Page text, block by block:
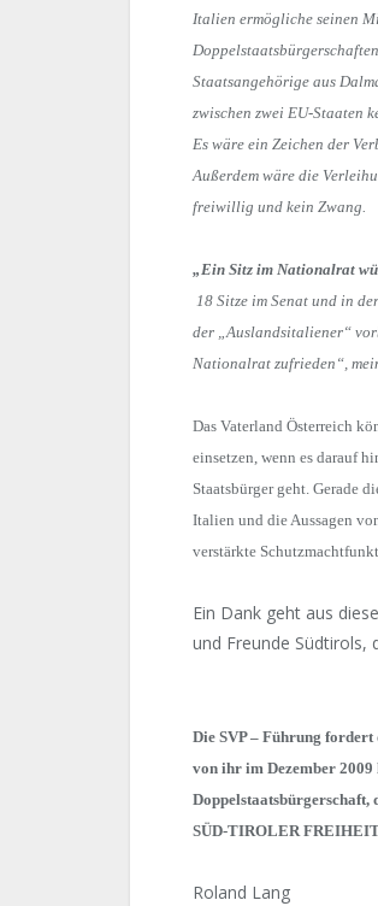
Italien ermögliche seinen
Staatsangehörige aus
zwischen zwei EU-Staaten
Es wäre ein Zeichen der
Außerdem wäre die
freiwillig und kein Zwang.
„Ein Sitz im Nationalrat
18 Sitze im Senat und in
der „Auslandsitaliener“
Nationalrat zufrieden“,
Das Vaterland Österreich
einsetzen, wenn es darauf
Staatsbürger geht. Gerade
Italien und die Aussagen
verstärkte
Ein Dank geht aus
und Freunde Südtirols,
Die SVP – Führung
von ihr im Dezember
Doppelstaatsbürgerschaft,
SÜD-TIROLER
Roland Lang